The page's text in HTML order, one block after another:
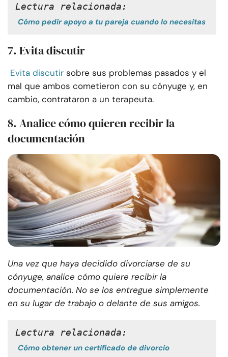
Lectura relacionada:
Cómo pedir apoyo a tu pareja cuando lo necesitas
7. Evita discutir
Evita discutir sobre sus problemas pasados y el
mal que ambos cometieron con su cónyuge y, en
cambio, contrataron a un terapeuta.
8. Analice cómo quieren recibir la
documentación
Una vez que haya decidido divorciarse de su
cónyuge, analice cómo quiere recibir la
documentación. No se los entregue simplemente
en su lugar de trabajo o delante de sus amigos.
Lectura relacionada:
Cómo obtener un certificado de divorcio